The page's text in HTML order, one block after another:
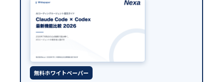
無料ホワイトペーパー